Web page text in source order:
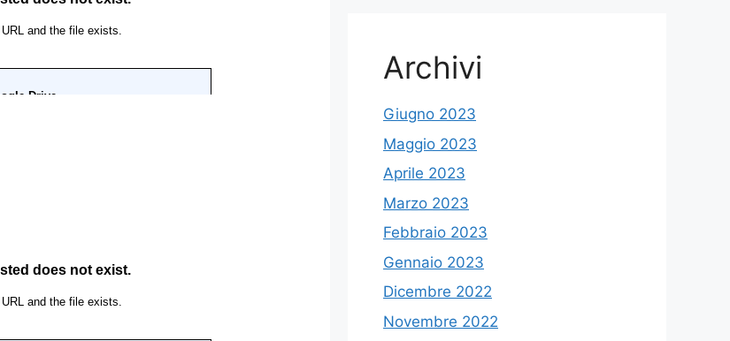
Archivi
Giugno 2023
Maggio 2023
Aprile 2023
Marzo 2023
Febbraio 2023
Gennaio 2023
Dicembre 2022
Novembre 2022